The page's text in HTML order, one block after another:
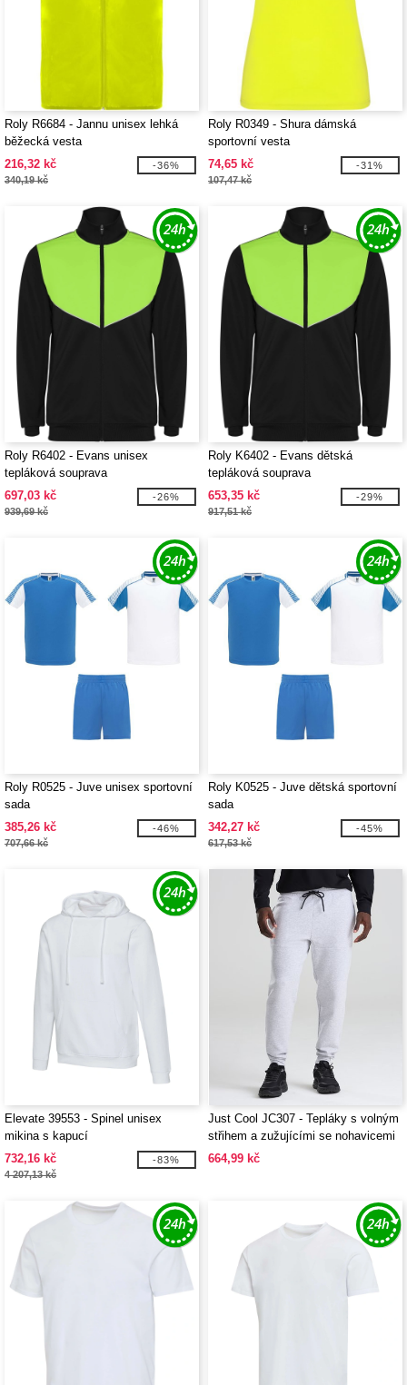
Roly R6684 - Jannu unisex lehká
běžecká vesta
216,32 kč
340,19 kč
-36%
Roly R0349 - Shura dámská
sportovní vesta
74,65 kč
107,47 kč
-31%
Roly R6402 - Evans unisex
tepláková souprava
697,03 kč
939,69 kč
-26%
Roly K6402 - Evans dětská
tepláková souprava
653,35 kč
917,51 kč
-29%
Roly R0525 - Juve unisex sportovní
sada
385,26 kč
707,66 kč
-46%
Roly K0525 - Juve dětská sportovní
sada
342,27 kč
617,53 kč
-45%
Elevate 39553 - Spinel unisex
mikina s kapucí
732,16 kč
4 207,13 kč
-83%
Just Cool JC307 - Tepláky s volným
střihem a zužujícími se nohavicemi
664,99 kč